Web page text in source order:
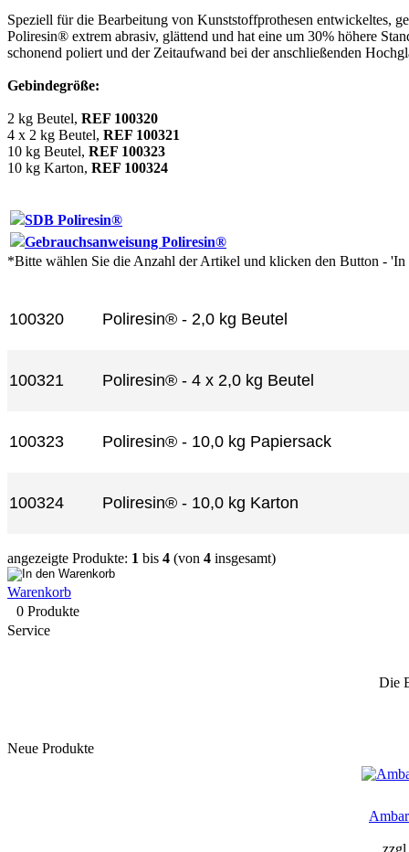
Speziell für die Bearbeitung von Kunststoffprothesen entwickeltes,
Poliresin® extrem abrasiv, glättend und hat eine um 30% höhere
schonend poliert und der Zeitaufwand bei der anschließenden
Gebindegröße:
2 kg Beutel, REF 100320
4 x 2 kg Beutel, REF 100321
10 kg Beutel, REF 100323
10 kg Karton, REF 100324
SDB Poliresin®
Gebrauchsanweisung Poliresin®
*Bitte wählen Sie die Anzahl der Artikel und klicken den Button - 'In
100320 Poliresin® - 2,0 kg Beutel
100321 Poliresin® - 4 x 2,0 kg Beutel
100323 Poliresin® - 10,0 kg Papiersack
100324 Poliresin® - 10,0 kg Karton
angezeigte Produkte: 1 bis 4 (von 4 insgesamt)
Warenkorb
0 Produkte
Service
Die
Neue Produkte